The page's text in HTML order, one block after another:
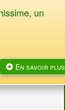
un
En savoir plus